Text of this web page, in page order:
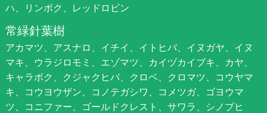
ハ、リンボク、レッドロビン
常緑針葉樹
アカマツ、アスナロ、イチイ、イトヒバ、イヌガヤ、イヌ
マキ、ウラジロモミ、エゾマツ、カイヅカイブキ、カヤ、
キャラボク、クジャクヒバ、クロベ、クロマツ、コウヤマ
キ、コウヨウザン、コノテガシワ、コメツガ、ゴヨウマ
ツ、コニファー、ゴールドクレスト、サワラ、シノブヒ